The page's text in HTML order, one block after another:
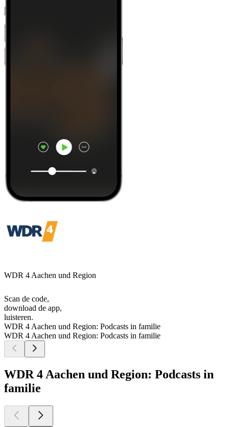
WDR 4 Aachen und Region
Scan de code,
download de app,
luisteren.
WDR 4 Aachen und Region: Podcasts in familie
WDR 4 Aachen und Region: Podcasts in familie
WDR 4 Aachen und Region: Podcasts in
familie